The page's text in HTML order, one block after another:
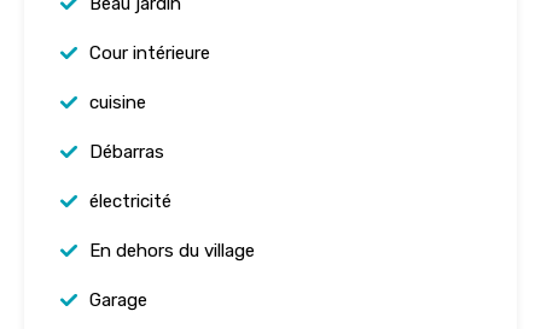
Cour intérieure
cuisine
Débarras
électricité
En dehors du village
Garage